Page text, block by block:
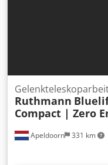
Apeldoorn 331 km
Ruthmann
Compact | Zero